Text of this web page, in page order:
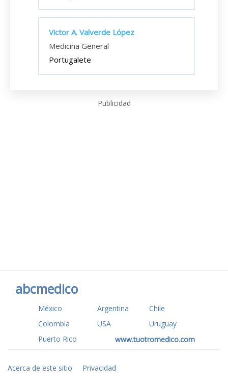
Victor A. Valverde López
Medicina General
Portugalete
Publicidad
abcmedico
México Argentina
Chile
Colombia
USA
Uruguay
Puerto Rico
www.tuotromedico.com
Acerca de este sitio Privacidad